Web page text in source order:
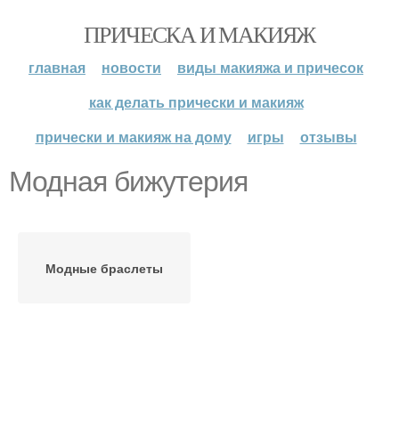
ПРИЧЕСКА И МАКИЯЖ
главная новости
виды макияжа и причесок
как делать прически и макияж
прически и макияж на дому
игры отзывы
Модная бижутерия
Модные браслеты